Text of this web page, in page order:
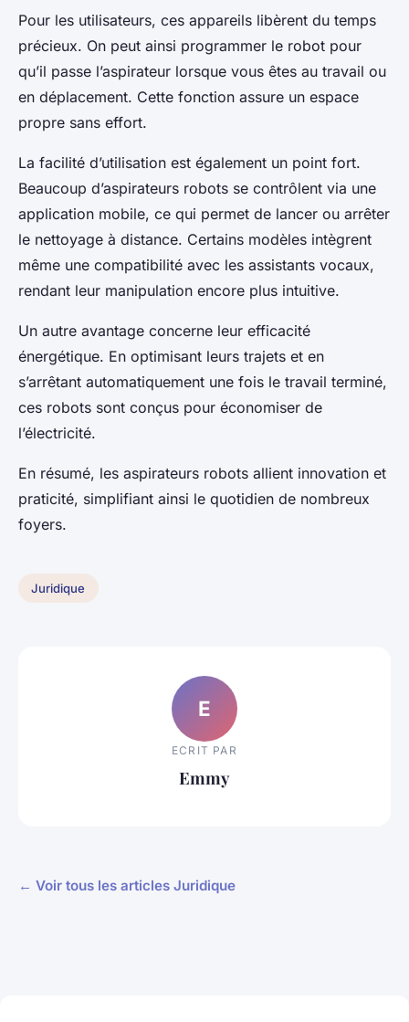
Pour les utilisateurs, ces appareils libèrent du temps
précieux. On peut ainsi programmer le robot pour
qu’il passe l’aspirateur lorsque vous êtes au travail ou
en déplacement. Cette fonction assure un espace
propre sans effort.
La facilité d’utilisation est également un point fort.
Beaucoup d’aspirateurs robots se contrôlent via une
application mobile, ce qui permet de lancer ou arrêter
le nettoyage à distance. Certains modèles intègrent
même une compatibilité avec les assistants vocaux,
rendant leur manipulation encore plus intuitive.
Un autre avantage concerne leur efficacité
énergétique. En optimisant leurs trajets et en
s’arrêtant automatiquement une fois le travail terminé,
ces robots sont conçus pour économiser de
l’électricité.
En résumé, les aspirateurs robots allient innovation et
praticité, simplifiant ainsi le quotidien de nombreux
foyers.
Juridique
E
ECRIT PAR
Emmy
← Voir tous les articles Juridique